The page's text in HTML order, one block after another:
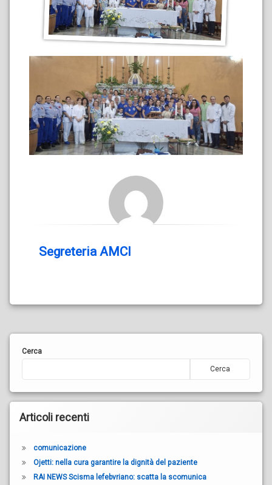
Segreteria AMCI
Cerca
Cerca
Articoli recenti
comunicazione
Ojetti: nella cura garantire la dignità del paziente
RAI NEWS Scisma lefebvriano: scatta la scomunica